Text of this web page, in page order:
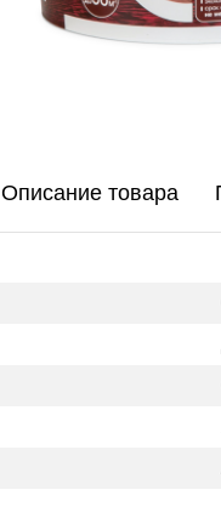
Описание товара